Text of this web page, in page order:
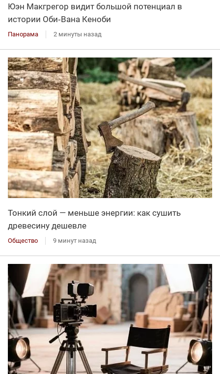
Юэн Макгрегор видит большой потенциал в
истории Оби‑Вана Кеноби
Панорама 2 минуты назад
Тонкий слой — меньше энергии: как сушить
древесину дешевле
Общество 9 минут назад